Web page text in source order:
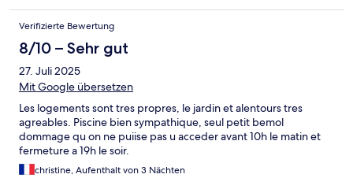
Verifizierte Bewertung
8/10 – Sehr gut
27. Juli 2025
Mit Google übersetzen
Les logements sont tres propres, le jardin et alentours tres
agreables. Piscine bien sympathique, seul petit bemol
dommage qu on ne puiise pas u acceder avant 10h le matin et
fermeture a 19h le soir.
christine, Aufenthalt von 3 Nächten